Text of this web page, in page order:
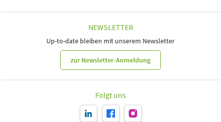
NEWSLETTER
Up-to-date bleiben mit unserem Newsletter
zur Newsletter-Anmeldung
Folgt uns